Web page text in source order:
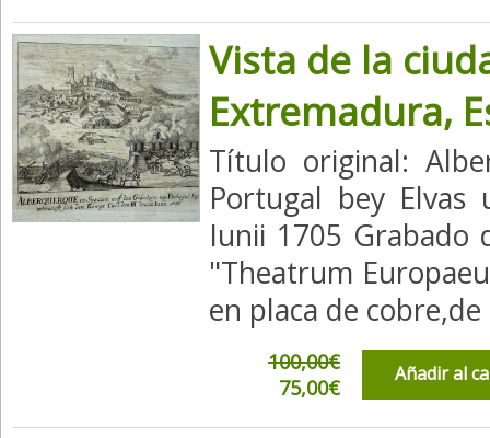
Vista de la
Extremadura,
Título original:
Portugal bey
Iunii 1705 Grabado
"Theatrum
en placa de
100,00€
75,00€
Añadir al